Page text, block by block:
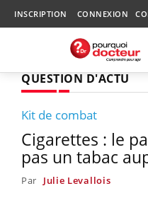
INSCRIPTION CONNEXION
QUESTION D'ACTU
Kit de combat
Cigarettes : le
pas un tabac
Par Julie Levallois